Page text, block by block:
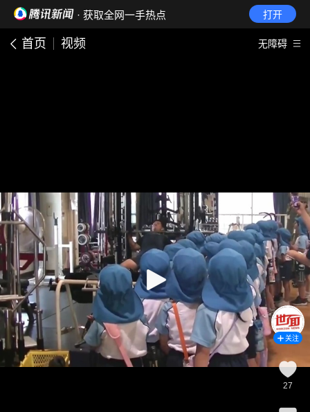
· 获取全网一手热点 打开
首页 视频 无障碍
关注
27